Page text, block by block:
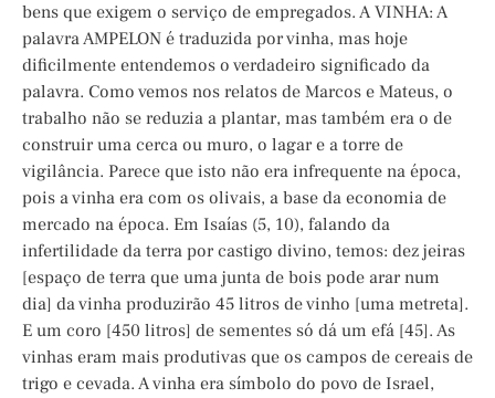
bens que exigem o serviço de empregados. A VINHA: A
palavra AMPELON é traduzida por vinha, mas hoje
dificilmente entendemos o verdadeiro significado da
palavra. Como vemos nos relatos de Marcos e Mateus, o
trabalho não se reduzia a plantar, mas também era o de
construir uma cerca ou muro, o lagar e a torre de
vigilância. Parece que isto não era infrequente na época,
pois a vinha era com os olivais, a base da economia de
mercado na época. Em Isaías (5, 10), falando da
infertilidade da terra por castigo divino, temos: dez jeiras
[espaço de terra que uma junta de bois pode arar num
dia] da vinha produzirão 45 litros de vinho [uma metreta].
E um coro [450 litros] de sementes só dá um efá [45]. As
vinhas eram mais produtivas que os campos de cereais de
trigo e cevada. A vinha era símbolo do povo de Israel,